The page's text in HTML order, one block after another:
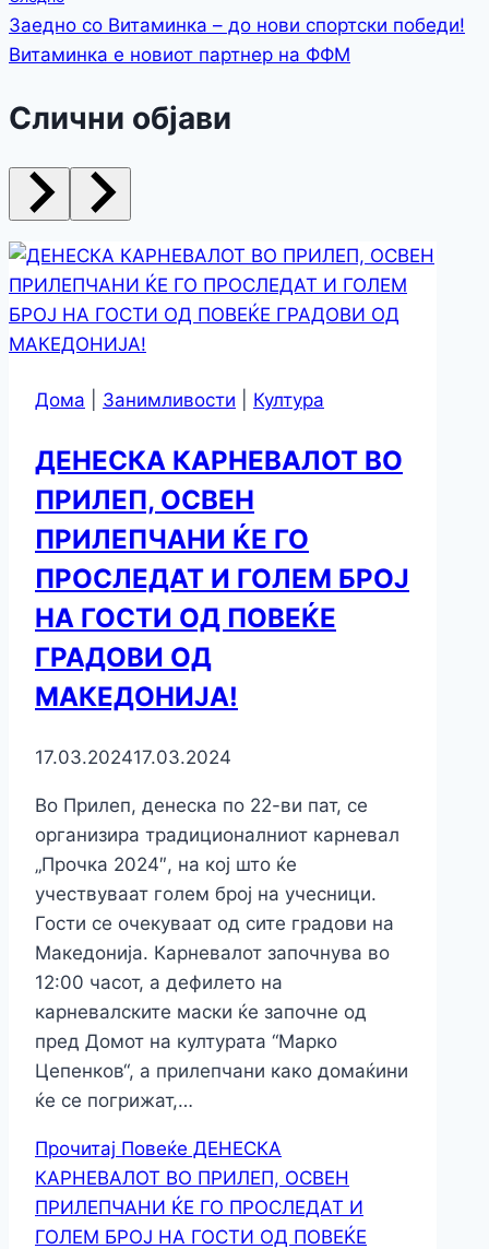
Заедно со Витаминка – до нови спортски победи!
Витаминка е новиот партнер на ФФМ
Слични објави
Дома Занимливости Култура
ДЕНЕСКА КАРНЕВАЛОТ ВО
ПРИЛЕП, ОСВЕН
ПРИЛЕПЧАНИ ЌЕ ГО
ПРОСЛЕДАТ И ГОЛЕМ БРОЈ
НА ГОСТИ ОД ПОВЕЌЕ
ГРАДОВИ ОД
МАКЕДОНИЈА!
17.03.202417.03.2024
Во Прилеп, денеска по 22-ви пат, се
организира традиционалниот карневал
„Прочка 2024″, на кој што ќе
учествуваат голем број на учесници.
Гости се очекуваат од сите градови на
Македонија. Карневалот започнува во
12:00 часот, а дефилето на
карневалските маски ќе започне од
пред Домот на културата “Марко
Цепенков“, а прилепчани како домаќини
ќе се погрижат,…
Прочитај Повеќе ДЕНЕСКА
КАРНЕВАЛОТ ВО ПРИЛЕП, ОСВЕН
ПРИЛЕПЧАНИ ЌЕ ГО ПРОСЛЕДАТ И
ГОЛЕМ БРОЈ НА ГОСТИ ОД ПОВЕЌЕ